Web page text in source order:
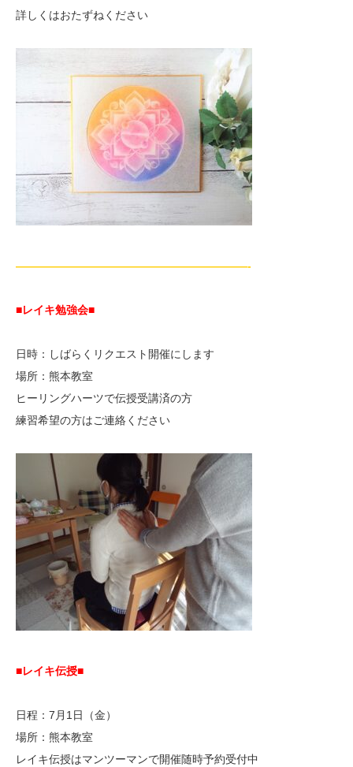
詳しくはおたずねください
—————————————————————-
■レイキ勉強会■
日時：しばらくリクエスト開催にします
場所：熊本教室
ヒーリングハーツで伝授受講済の方
練習希望の方はご連絡ください
■レイキ伝授■
日程：7月1日（金）
場所：熊本教室
レイキ伝授はマンツーマンで開催随時予約受付中